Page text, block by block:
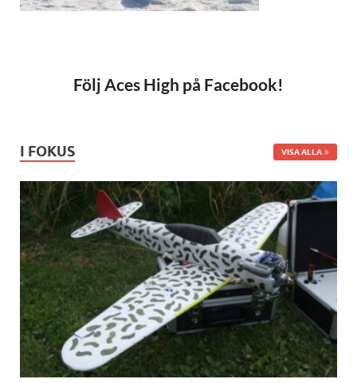
Följ Aces High på Facebook!
I FOKUS VISA ALLA